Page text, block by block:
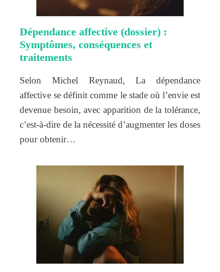
Dépendance affective (dossier) :
Symptômes, conséquences et
traitements
Selon Michel Reynaud, La dépendance
affective se définit comme le stade où l’envie est
devenue besoin, avec apparition de la tolérance,
c’est-à-dire de la nécessité d’augmenter les doses
pour obtenir…